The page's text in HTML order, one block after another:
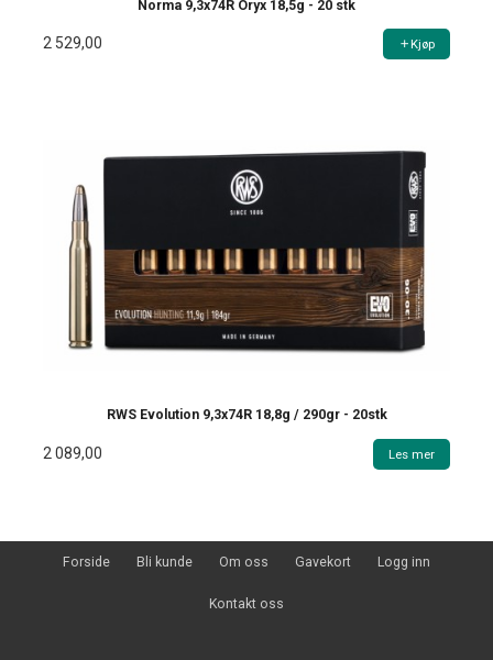
Norma 9,3x74R Oryx 18,5g - 20 stk
2 529,00 Kjøp
RWS Evolution 9,3x74R 18,8g / 290gr - 20stk
2 089,00 Les mer
Forside Bli kunde Om oss Gavekort Logg inn
Kontakt oss